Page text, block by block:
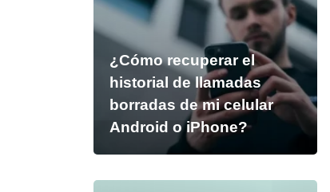
¿Cómo recuperar el
historial de llamadas
borradas de mi celular
Android o iPhone?